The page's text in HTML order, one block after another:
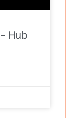
Hub